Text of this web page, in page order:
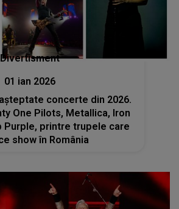
Divertisment
01 ian 2026
concerte din 2026.
One Pilots, Metallica, Iron
Purple, printre trupele care
show în România